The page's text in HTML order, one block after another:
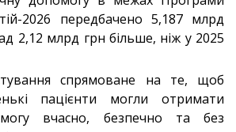
2026 передбачено 5,187 млрд
2,12 млрд грн більше, ніж у 2025
спрямоване на те, щоб
пацієнти могли отримати
вчасно, безпечно та без